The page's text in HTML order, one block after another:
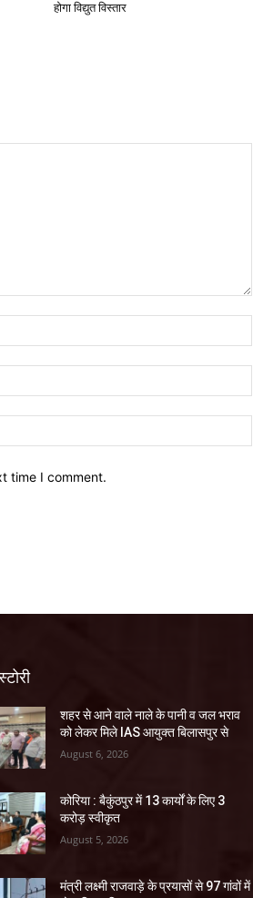
होगा विद्युत विस्तार
time I comment.
शहर से आने वाले नाले के पानी व जल भराव
को लेकर मिले IAS आयुक्त बिलासपुर से
August 6, 2026
कोरिया : बैकुंठपुर में 13 कार्यों के लिए 3
करोड़ स्वीकृत
August 5, 2026
मंत्री लक्ष्मी राजवाड़े के प्रयासों से 97 गांवों में